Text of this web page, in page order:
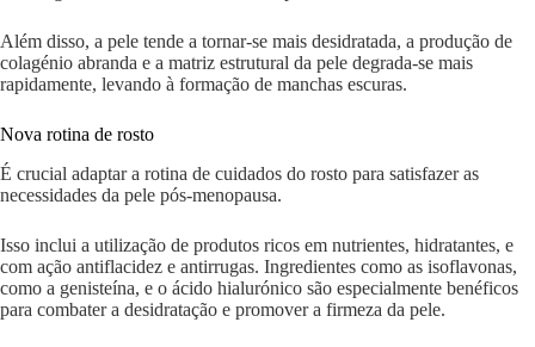
Além disso, a pele tende a tornar-se mais desidratada, a produção de
colagénio abranda e a matriz estrutural da pele degrada-se mais
rapidamente, levando à formação de manchas escuras.
Nova rotina de rosto
É crucial adaptar a rotina de cuidados do rosto para satisfazer as
necessidades da pele pós-menopausa.
Isso inclui a utilização de produtos ricos em nutrientes, hidratantes, e
com ação antiflacidez e antirrugas. Ingredientes como as isoflavonas,
como a genisteína, e o ácido hialurónico são especialmente benéficos
para combater a desidratação e promover a firmeza da pele.